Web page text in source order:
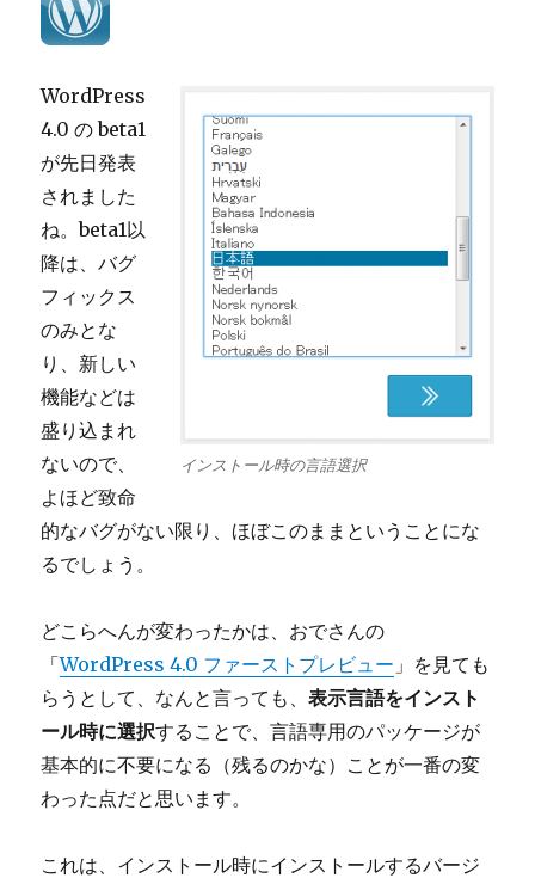
インストール時の言語選択
WordPress
4.0 の beta1
が先日発表
されました
ね。beta1以
降は、バグ
フィックス
のみとな
り、新しい
機能などは
盛り込まれ
ないので、
よほど致命
的なバグがない限り、ほぼこのままということにな
るでしょう。
どこらへんが変わったかは、おでさんの
「WordPress 4.0 ファーストプレビュー 」を見ても
らうとして、なんと言っても、表示言語をインスト
ール時に選択することで、言語専用のパッケージが
基本的に不要になる（残るのかな）ことが一番の変
わった点だと思います。
これは、インストール時にインストールするバージ